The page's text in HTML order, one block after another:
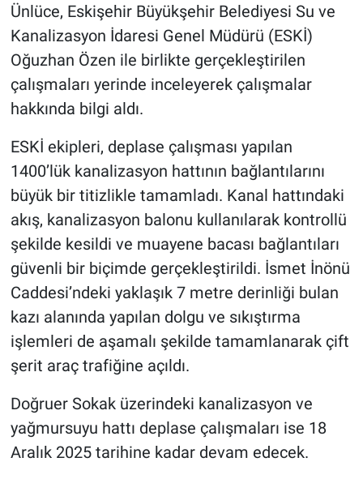
Ünlüce, Eskişehir Büyükşehir Belediyesi Su ve
Kanalizasyon İdaresi Genel Müdürü (ESKİ)
Oğuzhan Özen ile birlikte gerçekleştirilen
çalışmaları yerinde inceleyerek çalışmalar
hakkında bilgi aldı.
ESKİ ekipleri, deplase çalışması yapılan
1400’lük kanalizasyon hattının bağlantılarını
büyük bir titizlikle tamamladı. Kanal hattındaki
akış, kanalizasyon balonu kullanılarak kontrollü
şekilde kesildi ve muayene bacası bağlantıları
güvenli bir biçimde gerçekleştirildi. İsmet İnönü
Caddesi’ndeki yaklaşık 7 metre derinliği bulan
kazı alanında yapılan dolgu ve sıkıştırma
işlemleri de aşamalı şekilde tamamlanarak çift
şerit araç trafiğine açıldı.
Doğruer Sokak üzerindeki kanalizasyon ve
yağmursuyu hattı deplase çalışmaları ise 18
Aralık 2025 tarihine kadar devam edecek.